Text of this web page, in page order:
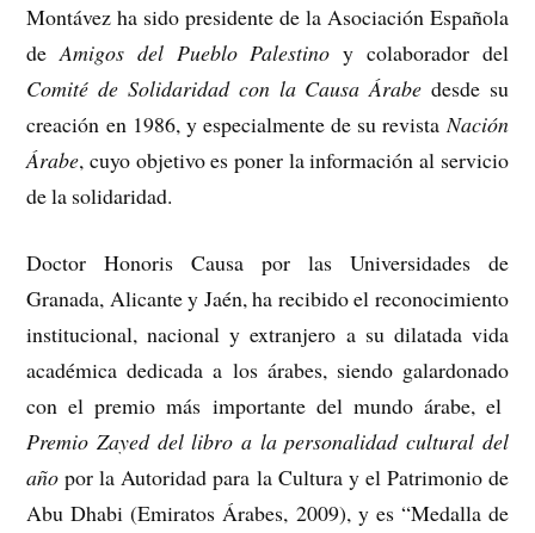
Montávez ha sido presidente de la Asociación Española
deAmigos del Pueblo Palestino y colaborador del
Comité de Solidaridad con la Causa Árabe desde su
creación en 1986, y especialmente de su revista Nación
Árabe, cuyo objetivo es poner la información al servicio
de la solidaridad.
Doctor Honoris Causa por las Universidades de
Granada, Alicante y Jaén, ha recibido el reconocimiento
institucional, nacional y extranjero a su dilatada vida
académica dedicada a los árabes, siendo galardonado
con el premio más importante del mundo árabe, el
Premio Zayed del libro a la personalidad cultural del
año por la Autoridad para la Cultura y el Patrimonio de
Abu Dhabi (Emiratos Árabes, 2009), y es “Medalla de